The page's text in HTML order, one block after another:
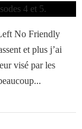
No Friendly
et plus j’ai
visé par les